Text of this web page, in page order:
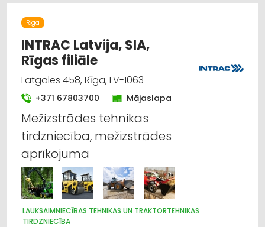
CELTNIECĪBAS TEHNIKA UN IEKĀRTAS; NOMA
NOMA
INSTRUMENTU UN DARBARĪKU LABOŠANA, SERVISS
Rīga
INTRAC Latvija, SIA,
Rīgas filiāle
Latgales 458, Rīga, LV-1063
+371 67803700 Mājaslapa
Mežizstrādes tehnikas
tirdzniecība, mežizstrādes
aprīkojuma
LAUKSAIMNIECĪBAS TEHNIKAS UN TRAKTORTEHNIKAS
TIRDZNIECĪBA